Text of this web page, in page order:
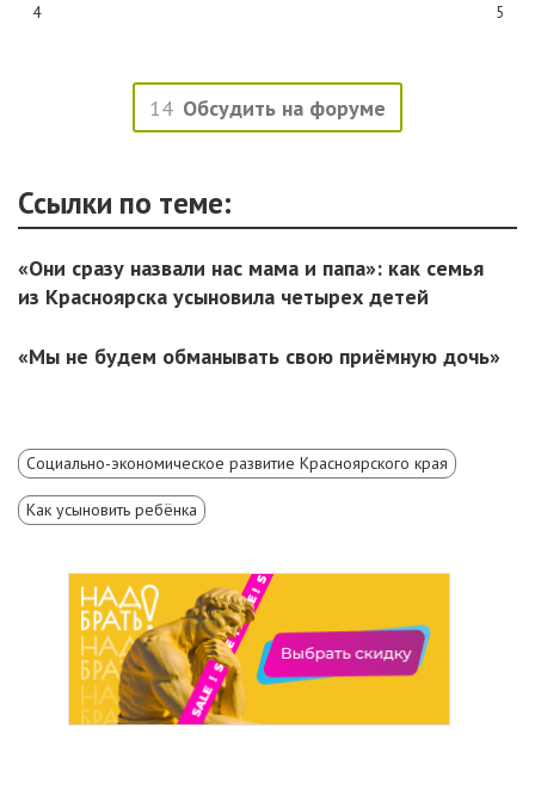
4 5
14 Обсудить на форуме
Ссылки по теме:
«Они сразу назвали нас мама и папа»: как семья
из Красноярска усыновила четырех детей
«Мы не будем обманывать свою приёмную дочь»
Социально-экономическое развитие Красноярского края
Как усыновить ребёнка